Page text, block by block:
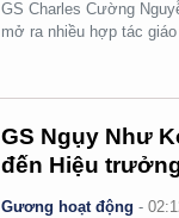
GS Charles Cường
mở ra nhiều hợp tác
GS Ngụy Như
đến Hiệu
Gương hoạt động -